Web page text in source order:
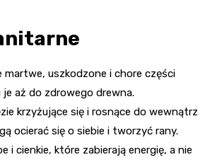
martwe, uszkodzone i chore części
aż do zdrowego drewna.
krzyżujące się i rosnące do wewnątrz
ocierać się o siebie i tworzyć rany.
i cienkie, które zabierają energię, a nie